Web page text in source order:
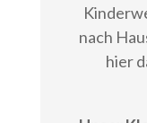
nach
hier